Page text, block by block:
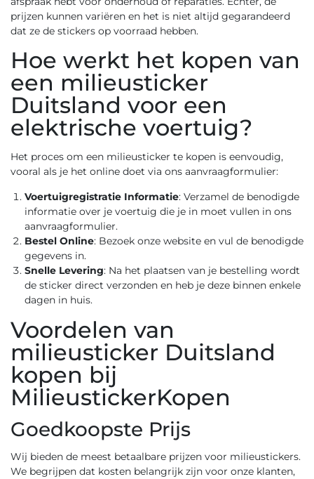
prijzen kunnen variëren en het is niet altijd gegarandeerd
dat ze de stickers op voorraad hebben.
Hoe werkt het kopen van
een milieusticker
Duitsland voor een
elektrische voertuig?
Het proces om een milieusticker te kopen is eenvoudig,
vooral als je het online doet via ons aanvraagformulier:
Voertuigregistratie Informatie: Verzamel de benodigde
informatie over je voertuig die je in moet vullen in ons
aanvraagformulier.
Bestel Online: Bezoek onze website en vul de benodigde
gegevens in.
Snelle Levering: Na het plaatsen van je bestelling wordt
de sticker direct verzonden en heb je deze binnen enkele
dagen in huis.
Voordelen van
milieusticker Duitsland
kopen bij
MilieustickerKopen
Goedkoopste Prijs
Wij bieden de meest betaalbare prijzen voor milieustickers.
We begrijpen dat kosten belangrijk zijn voor onze klanten,